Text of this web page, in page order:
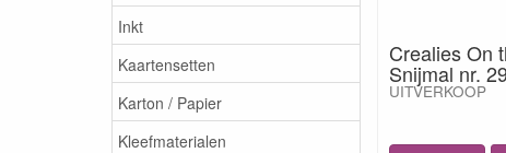
Inkt
Kaartensetten
Karton / Papier
Kleefmaterialen
Crealies On
Snijmal nr.
UITVERKOOP